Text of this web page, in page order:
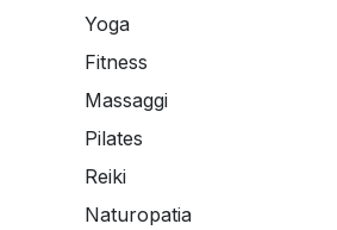
Yoga
Fitness
Massaggi
Pilates
Reiki
Naturopatia